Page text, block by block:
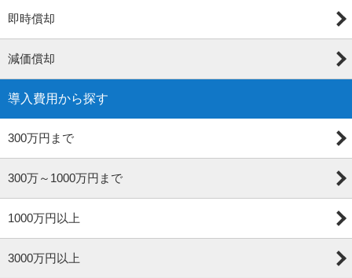
即時償却
減価償却
導入費用から探す
300万円まで
300万～1000万円まで
1000万円以上
3000万円以上